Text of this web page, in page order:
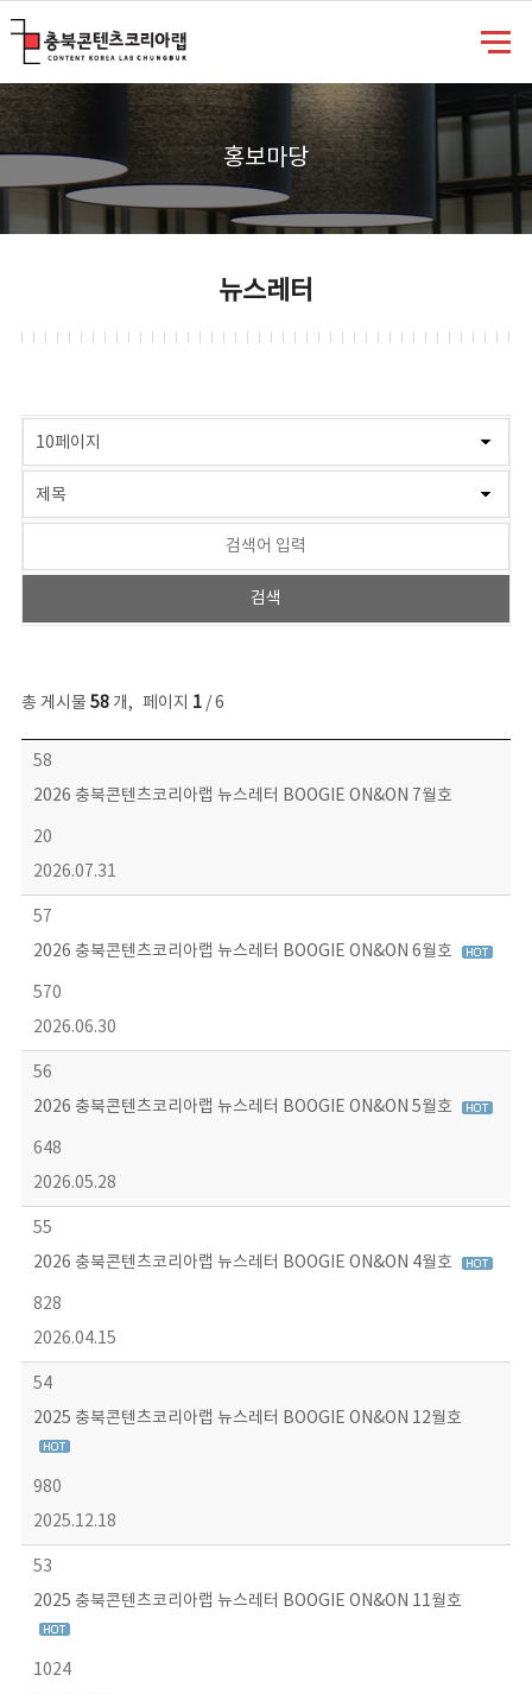
홍보마당
뉴스레터
총 게시물 58개, 페이지 1/ 6
뉴스레터 목록 - 번호, 제목, 작성자, 파일, 조회수, 작성일 정보 제공
58
2026 충북콘텐츠코리아랩 뉴스레터 BOOGIE ON&ON 7월호
20
2026.07.31
57
2026 충북콘텐츠코리아랩 뉴스레터 BOOGIE ON&ON 6월호
570
2026.06.30
56
2026 충북콘텐츠코리아랩 뉴스레터 BOOGIE ON&ON 5월호
648
2026.05.28
55
2026 충북콘텐츠코리아랩 뉴스레터 BOOGIE ON&ON 4월호
828
2026.04.15
54
2025 충북콘텐츠코리아랩 뉴스레터 BOOGIE ON&ON 12월호
980
2025.12.18
53
2025 충북콘텐츠코리아랩 뉴스레터 BOOGIE ON&ON 11월호
1024